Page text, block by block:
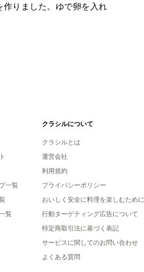
りました。ゆで卵を入れ
一覧
覧
クラシルについて
クラシルとは
運営会社
利用規約
プライバシーポリシー
おいしく安全に料理を楽しむために
行動ターゲティング広告について
特定商取引法に基づく表記
サービスに関してのお問い合わせ
よくある質問